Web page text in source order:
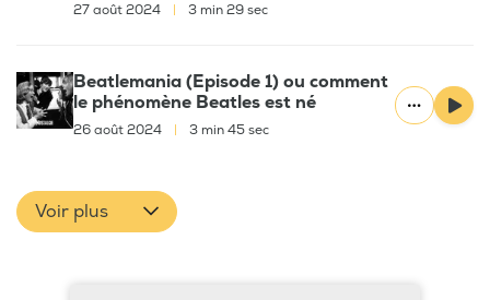
27 août 2024 | 3 min 29 sec
Beatlemania (Episode 1) ou comment
le phénomène Beatles est né
26 août 2024 | 3 min 45 sec
Voir plus